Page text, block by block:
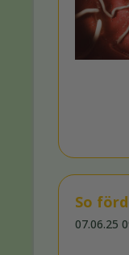
So
07.06.25